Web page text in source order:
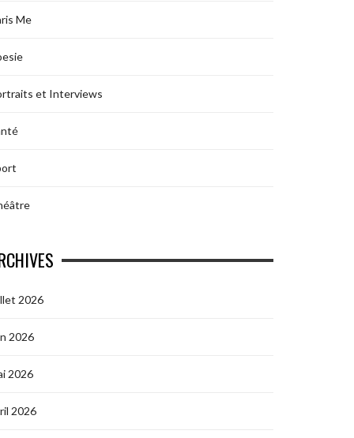
Me
et Interviews
2026
2026
2026
2026